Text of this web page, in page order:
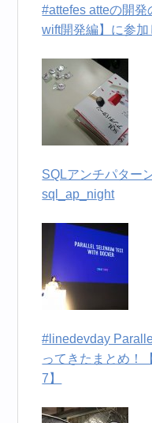
#attefes atteの開
wift開発編】に参
SQLアンチパター
sql_ap_night
#linedevday
ってきたまとめ！
7】